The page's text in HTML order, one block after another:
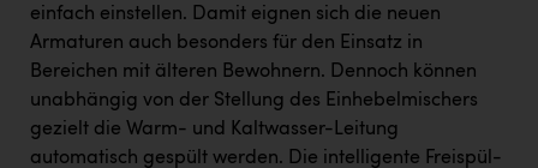
einfach einstellen. Damit eignen sich die neuen
Armaturen auch besonders für den Einsatz in
Bereichen mit älteren Bewohnern. Dennoch können
unabhängig von der Stellung des Einhebelmischers
gezielt die Warm- und Kaltwasser-Leitung
automatisch gespült werden. Die intelligente Freispül-